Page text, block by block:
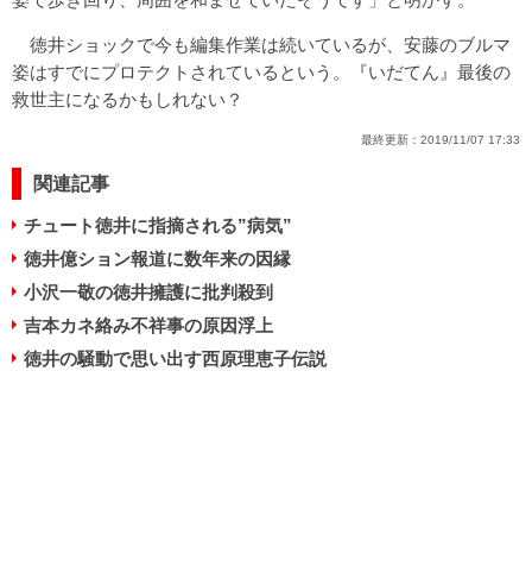
徳井ショックで今も編集作業は続いているが、安藤のブルマ
姿はすでにプロテクトされているという。『いだてん』最後の
救世主になるかもしれない？
最終更新： 2019/11/07 17:33
関連記事
チュート徳井に指摘される”病気”
徳井億ション報道に数年来の因縁
小沢一敬の徳井擁護に批判殺到
吉本カネ絡み不祥事の原因浮上
徳井の騒動で思い出す西原理恵子伝説